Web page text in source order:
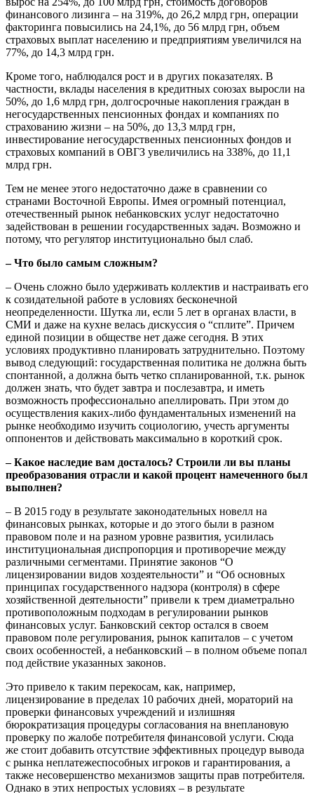
финансового лизинга – на 319%, до 26,2 млрд грн, операции
факторинга повысились на 24,1%, до 56 млрд грн, объем
страховых выплат населению и предприятиям увеличился на
77%, до 14,3 млрд грн.
Кроме того, наблюдался рост и в других показателях. В
частности, вклады населения в кредитных союзах выросли на
50%, до 1,6 млрд грн, долгосрочные накопления граждан в
негосударственных пенсионных фондах и компаниях по
страхованию жизни – на 50%, до 13,3 млрд грн,
инвестирование негосударственных пенсионных фондов и
страховых компаний в ОВГЗ увеличились на 338%, до 11,1
млрд грн.
Тем не менее этого недостаточно даже в сравнении со
странами Восточной Европы. Имея огромный потенциал,
отечественный рынок небанковских услуг недостаточно
задействован в решении государственных задач. Возможно и
потому, что регулятор институционально был слаб.
– Что было самым сложным?
– Очень сложно было удерживать коллектив и настраивать его
к созидательной работе в условиях бесконечной
неопределенности. Шутка ли, если 5 лет в органах власти, в
СМИ и даже на кухне велась дискуссия о “сплите”. Причем
единой позиции в обществе нет даже сегодня. В этих
условиях продуктивно планировать затруднительно. Поэтому
вывод следующий: государственная политика не должна быть
спонтанной, а должна быть четко спланированной, т.к. рынок
должен знать, что будет завтра и послезавтра, и иметь
возможность профессионально апеллировать. При этом до
осуществления каких-либо фундаментальных изменений на
рынке необходимо изучить социологию, учесть аргументы
оппонентов и действовать максимально в короткий срок.
– Какое наследие вам досталось? Строили ли вы планы
преобразования отрасли и какой процент намеченного был
выполнен?
– В 2015 году в результате законодательных новелл на
финансовых рынках, которые и до этого были в разном
правовом поле и на разном уровне развития, усилилась
институциональная диспропорция и противоречие между
различными сегментами. Принятие законов “О
лицензировании видов хоздеятельности” и “Об основных
принципах государственного надзора (контроля) в сфере
хозяйственной деятельности” привели к трем диаметрально
противоположным подходам в регулировании рынков
финансовых услуг. Банковский сектор остался в своем
правовом поле регулирования, рынок капиталов – с учетом
своих особенностей, а небанковский – в полном объеме попал
под действие указанных законов.
Это привело к таким перекосам, как, например,
лицензирование в пределах 10 рабочих дней, мораторий на
проверки финансовых учреждений и излишняя
бюрократизация процедуры согласования на внеплановую
проверку по жалобе потребителя финансовой услуги. Сюда
же стоит добавить отсутствие эффективных процедур вывода
с рынка неплатежеспособных игроков и гарантирования, а
также несовершенство механизмов защиты прав потребителя.
Однако в этих непростых условиях – в результате